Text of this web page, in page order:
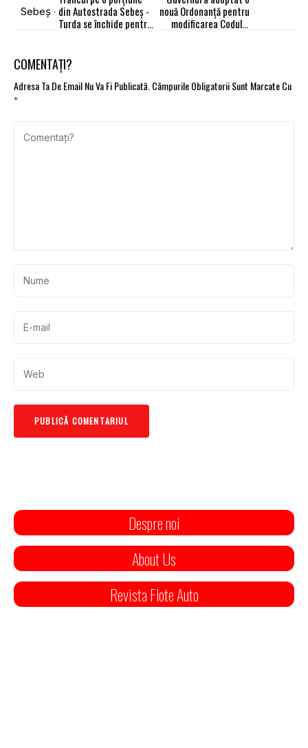
din Autostrada Sebeş -
Turda se închide pentru
nouă Ordonanță pentru
modificarea Codului
COMENTAȚI?
Adresa Ta De Email Nu Va Fi Publicată.Câmpurile Obligatorii Sunt Marcate Cu
*
Despre noi
About Us
Revista Flote Auto